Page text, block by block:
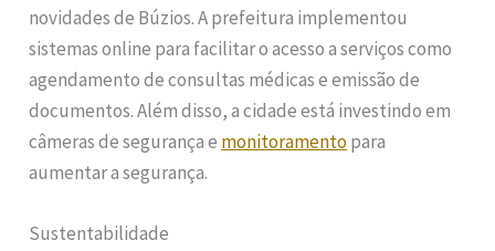
novidades de Búzios. A prefeitura implementou
sistemas online para facilitar o acesso a serviços como
agendamento de consultas médicas e emissão de
documentos. Além disso, a cidade está investindo em
câmeras de segurança e monitoramentopara
aumentar a segurança.
Sustentabilidade